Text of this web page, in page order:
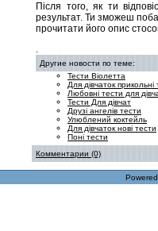
Після того, як ти
результат. Ти зможеш
прочитати його опис
.
Другие новости по теме:
Тести Віолетта
Для дівчаток прикольні
Любовні тести для
Тести Для дівчат
Друзі ангелів тести
Улюблений коктейль
Для дівчаток нові тести
Поні тести
Комментарии (0)